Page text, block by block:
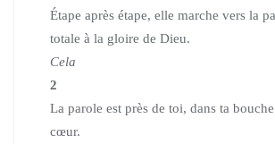
Étape après étape, elle marche vers la
totale à la gloire de Dieu.
Cela
2
La parole est près de toi, dans ta
cœur.